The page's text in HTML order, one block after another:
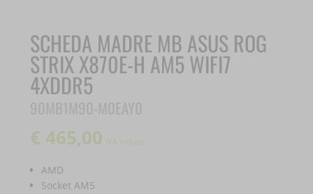
SCHEDA MADRE MB ASUS ROG
STRIX X870E-H AM5 WIFI7
4XDDR5
€ 465,00 IVA inclusa
AMD
Socket AM5